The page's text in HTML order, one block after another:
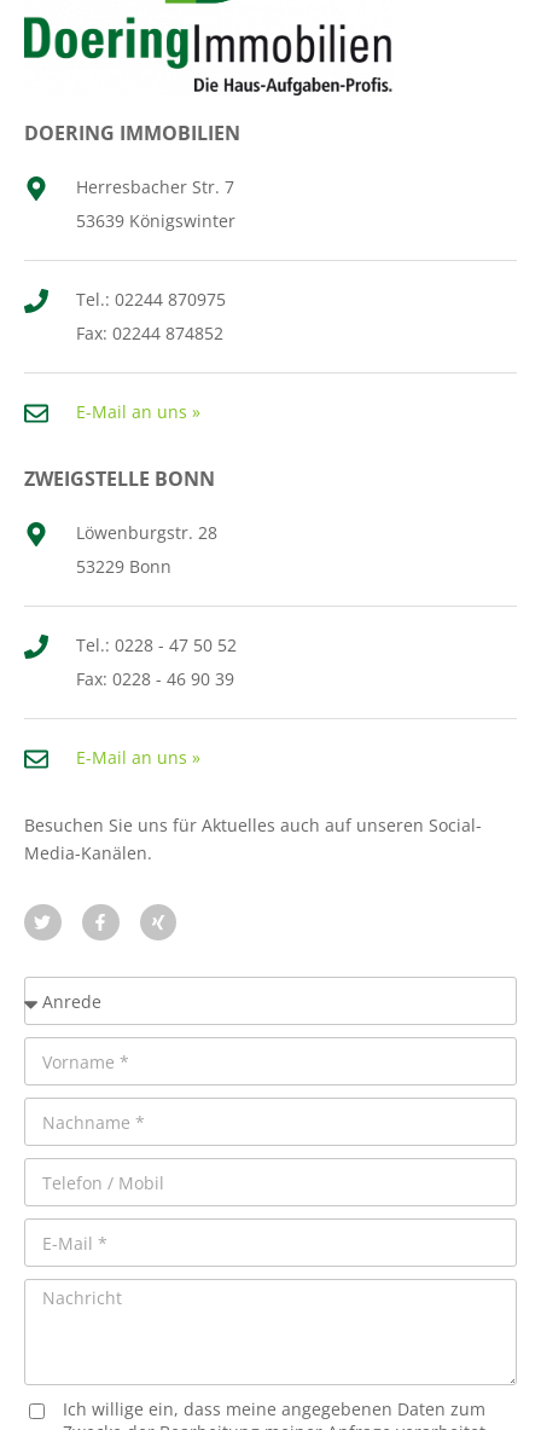
DOERING IMMOBILIEN
Herresbacher Str. 7
53639 Königswinter
Tel.: 02244 870975
Fax: 02244 874852
E-Mail an uns »
ZWEIGSTELLE BONN
Löwenburgstr. 28
53229 Bonn
Tel.: 0228 - 47 50 52
Fax: 0228 - 46 90 39
E-Mail an uns »
Besuchen Sie uns für Aktuelles auch auf unseren Social-
Media-Kanälen.
Ich willige ein, dass meine angegebenen Daten zum